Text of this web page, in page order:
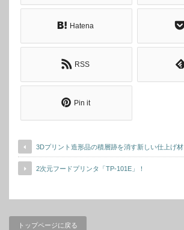
Hatena
RSS
Pin it
3Dプリント造形品の積層跡を消す新しい仕上げ材
2次元フードプリンタ「TP-101E」！
トップページに戻る